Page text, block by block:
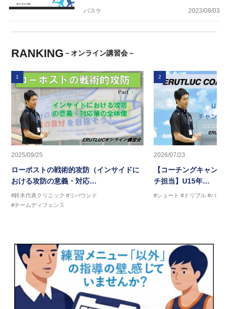
バスケ 2023/08/03
RANKING －オンライン講習会－
1
2025/09/25
ローポストの戦術的攻防（インサイドに
おける攻防の意義・対応…
#鈴木代表クリニック #リバウンド
#チームディフェンス
2
2026/07/23
【コーチングキャン
チ担当】U15年…
#シュート #ドリブル #パス